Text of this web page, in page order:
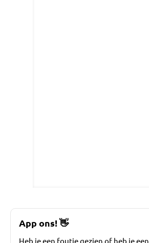
App ons!👋
Heb je een foutje gezien of heb je een